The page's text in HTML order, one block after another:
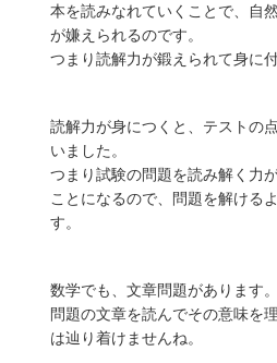
本を読みなれていくことで、自
が嫌えられるのです。
つまり読解力が鍛えられて身に付
読解力が身につくと、テストの
いました。
つまり試験の問題を読み解く力
ことになるので、問題を解ける
す。
数学でも、文章問題があります。
問題の文章を読んでその意味を
は辿り着けませんね。